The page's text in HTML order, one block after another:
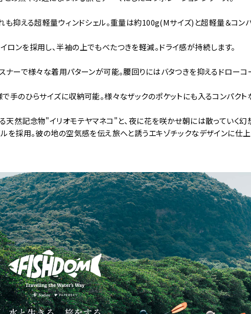
も抑える超軽量ウィンドシェル。重量は約100g(Mサイズ)と超軽量＆コン
ンを採用し、半袖の上でもべたつきを軽減。ドライ感が持続します。
ナーで様々な着用パターンが可能。腰回りにはバタつきを抑えるドローコ
手のひらサイズに収納可能。様々なザックのポケットにも入るコンパクト
天然記念物"イリオモテヤマネコ"と、夜に花を咲かせ朝には散っていく
を採用。彼の地の空気感を伝え旅へと誘うエキゾチックなデザインに仕上